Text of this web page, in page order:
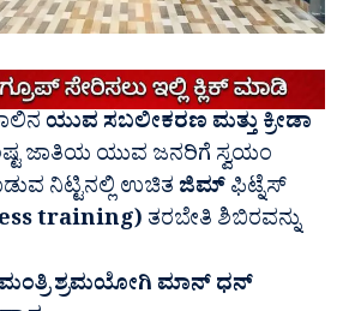
ಯುವ ಸಬಲೀಕರಣ ಮತ್ತು ಕ್ರೀಡಾ
ಜಾತಿಯ ಯುವ ಜನರಿಗೆ ಸ್ವಯಂ
ನಿಟ್ಟಿನಲ್ಲಿ ಉಚಿತ ಜಿಮ್ಫಿಟ್ನೆಸ್
training) ತರಬೇತಿ ಶಿಬಿರವನ್ನು
ಶ್ರಮಯೋಗಿ ಮಾನ್ ಧನ್